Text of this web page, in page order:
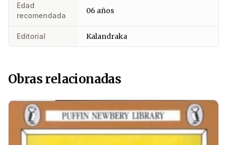
Edad
recomendada
06 años
Editorial Kalandraka
Obras relacionadas